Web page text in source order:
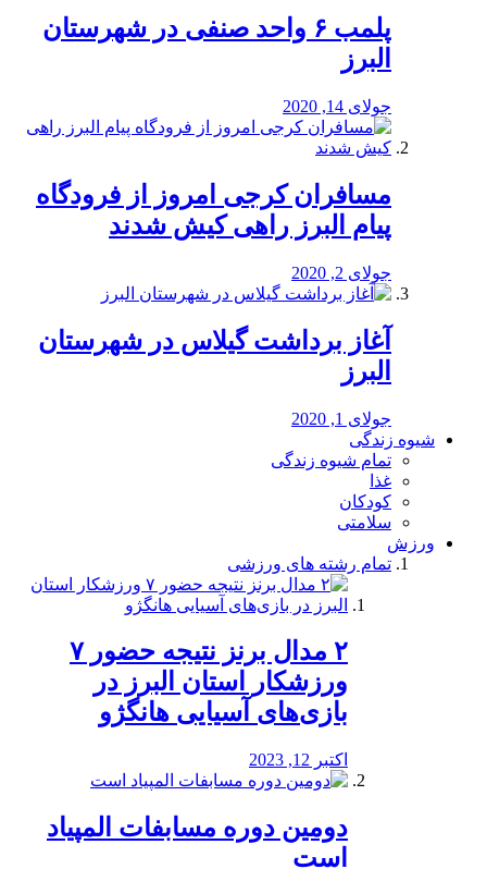
پلمب ۶ واحد صنفی در شهرستان
البرز
جولای 14, 2020
مسافران کرجی امروز از فرودگاه
پیام البرز راهی کیش شدند
جولای 2, 2020
آغاز برداشت گیلاس در شهرستان
البرز
جولای 1, 2020
شیوه زندگی
تمام شیوه زندگی
غذا
کودکان
سلامتی
ورزش
تمام رشته های ورزشی
۲ مدال برنز نتیجه حضور ۷
ورزشکار استان البرز در
بازی‌های آسیایی هانگژو
اکتبر 12, 2023
دومین دوره مسابفات المپیاد
است